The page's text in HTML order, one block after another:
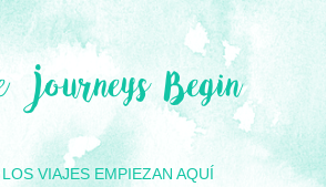
Journeys Begin
VIAJES EMPIEZAN AQUÍ